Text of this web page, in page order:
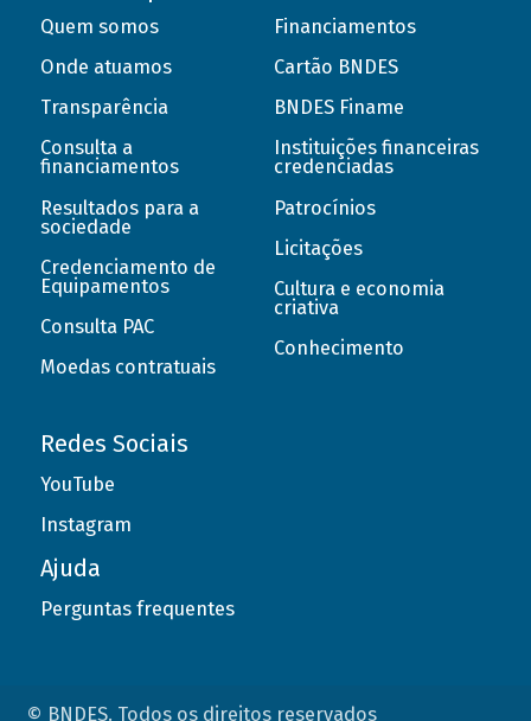
Quem somos
Onde atuamos
Transparência
Consulta a
financiamentos
Resultados para a
sociedade
Credenciamento de
Equipamentos
Consulta PAC
Moedas contratuais
Financiamentos
Cartão BNDES
BNDES Finame
Instituições financeiras
credenciadas
Patrocínios
Licitações
Cultura e economia
criativa
Conhecimento
Redes Sociais
YouTube
Instagram
Ajuda
Perguntas frequentes
© BNDES. Todos os direitos reservados